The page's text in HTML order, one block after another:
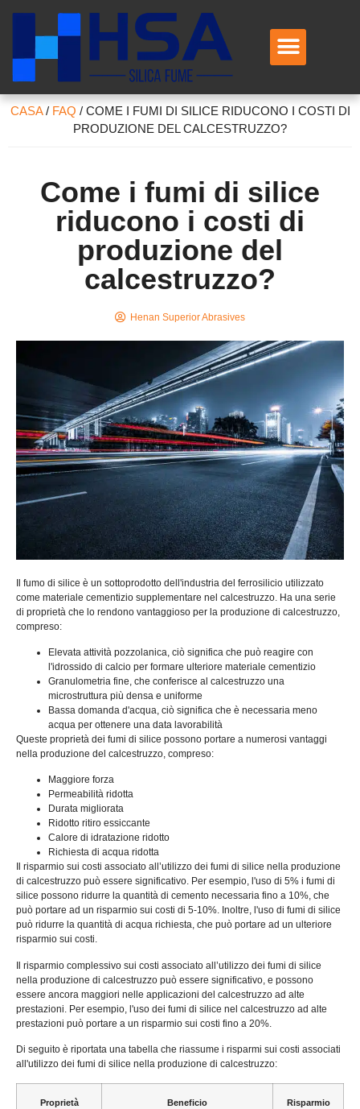
CASA/ FAQ / COME I FUMI DI SILICE RIDUCONO I COSTI DI
PRODUZIONE DEL CALCESTRUZZO?
Come i fumi di silice
riducono i costi di
produzione del
calcestruzzo?
Henan Superior Abrasives
Il fumo di silice è un sottoprodotto dell'industria del ferrosilicio utilizzato
come materiale cementizio supplementare nel calcestruzzo. Ha una serie
di proprietà che lo rendono vantaggioso per la produzione di calcestruzzo,
compreso:
Elevata attività pozzolanica, ciò significa che può reagire con
l'idrossido di calcio per formare ulteriore materiale cementizio
Granulometria fine, che conferisce al calcestruzzo una
microstruttura più densa e uniforme
Bassa domanda d'acqua, ciò significa che è necessaria meno
acqua per ottenere una data lavorabilità
Queste proprietà dei fumi di silice possono portare a numerosi vantaggi
nella produzione del calcestruzzo, compreso:
Maggiore forza
Permeabilità ridotta
Durata migliorata
Ridotto ritiro essiccante
Calore di idratazione ridotto
Richiesta di acqua ridotta
Il risparmio sui costi associato all’utilizzo dei fumi di silice nella produzione
di calcestruzzo può essere significativo. Per esempio, l'uso di 5% i fumi di
silice possono ridurre la quantità di cemento necessaria fino a 10%, che
può portare ad un risparmio sui costi di 5-10%. Inoltre, l'uso di fumi di silice
può ridurre la quantità di acqua richiesta, che può portare ad un ulteriore
risparmio sui costi.
Il risparmio complessivo sui costi associato all’utilizzo dei fumi di silice
nella produzione di calcestruzzo può essere significativo, e possono
essere ancora maggiori nelle applicazioni del calcestruzzo ad alte
prestazioni. Per esempio, l'uso dei fumi di silice nel calcestruzzo ad alte
prestazioni può portare a un risparmio sui costi fino a 20%.
Di seguito è riportata una tabella che riassume i risparmi sui costi associati
all'utilizzo dei fumi di silice nella produzione di calcestruzzo:
Proprietà Beneficio
Risparmio